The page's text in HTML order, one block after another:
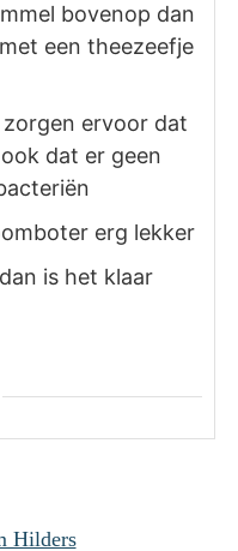
bovenop dan
een theezeefje
ervoor dat
dat er geen
erg lekker
is het klaar
Hilders